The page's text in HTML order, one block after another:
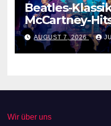
Beatles-
McCartney-
AUGUST 7, 2026
Wir über uns